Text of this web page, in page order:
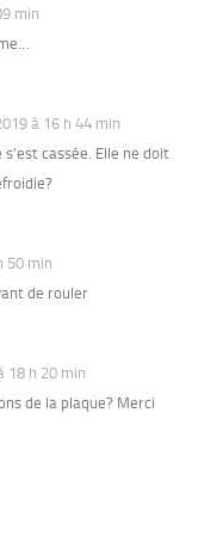
min
à 16 h 44 min
cassée. Elle ne doit
50 min
de rouler
18 h 20 min
de la plaque? Merci